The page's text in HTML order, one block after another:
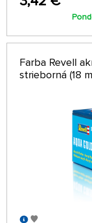
Farba Revell
strieborná (18